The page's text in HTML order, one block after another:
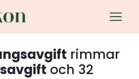
rimmar
och 32